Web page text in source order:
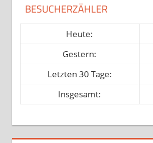
BESUCHERZÄHLER
Heute:
Gestern:
Letzten 30 Tage:
Insgesamt: